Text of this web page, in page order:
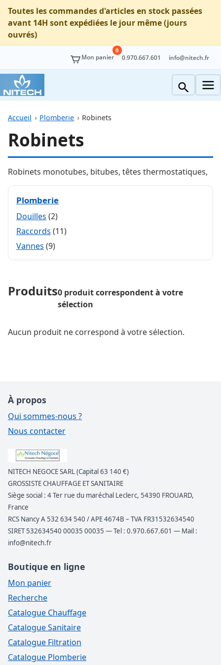
Toutes les commandes d'articles en stock passées
avant 14H sont expédiées le jour même (jours
ouvrés)
Mon panier
0
0.970.667.601 info@nitech.fr
Accueil Plomberie Robinets
Robinets
Robinets monotubes, bitubes, têtes thermostatiques,
Plomberie
Douilles (2)
Raccords (11)
Vannes (9)
Produits0 produit correspondent à votre
sélection
Aucun produit ne correspond à votre sélection.
À propos
Qui sommes-nous ?
Nous contacter
NITECH NEGOCE SARL (Capital 63 140 €)
GROSSISTE CHAUFFAGE ET SANITAIRE
Siège social : 4 Ter rue du maréchal Leclerc, 54390 FROUARD,
France
RCS Nancy A 532 634 540 / APE 4674B – TVA FR31532634540
SIRET 532634540 00035 00035 — Tel : 0.970.667.601 — Mail :
info@nitech.fr
Boutique en ligne
Mon panier
Recherche
Catalogue Chauffage
Catalogue Sanitaire
Catalogue Filtration
Catalogue Plomberie